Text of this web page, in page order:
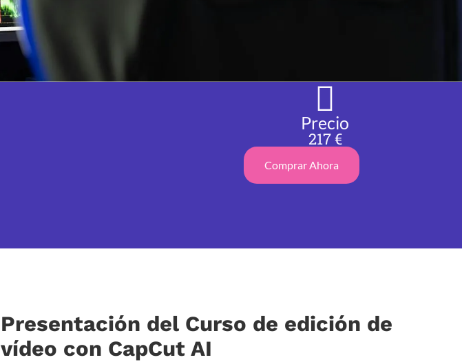
Precio
217 €
Comprar Ahora
Presentación del Curso de edición de
vídeo con CapCut AI